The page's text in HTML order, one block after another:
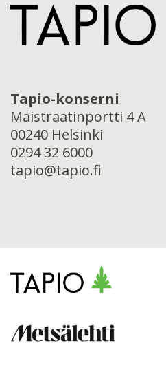
Tapio-konserni
Maistraatinportti 4 A
00240 Helsinki
0294 32 6000
tapio@tapio.fi